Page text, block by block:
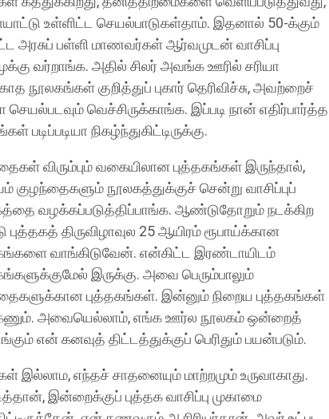
உள்ளிட்ட செயல்பாடுகள்தாம். இதனால் 50-க்கும்
அரசுப் பள்ளி மாணவர்கள் ஆர்வமுடன் வாசிப்பு
வர்றாங்க. அதில் சிலர் அவங்க ஊரில் சரியா
நூலகங்கள் குறித்துப் புகார் தெரிவிச்சு, அவற்றைச்
செயல்படவும் வெச்சிருக்காங்க. இப்படி நான் எதிர்பார்த்த
படிப்படியா நிகழ்ந்துகிட்டிருக்கு.
விரும்பும் வகையிலான புத்தகங்கள் இருந்தால்,
குழந்தைகளும் நூலகத்துக்குச் சென்று வாசிப்புப்
வழக்கப்படுத்திப்பாங்க. ஆண்டுதோறும் நடக்கிற
புத்தகத் திருவிழாவுல 25 ஆயிரம் ரூபாய்க்கான
வாங்கிடுவேன். என்கிட்ட இரண்டாயிடம்
இருக்கு. அவை பெரும்பாலும்
புத்தகங்கள். இன்னும் நிறைய புத்தகங்கள்
அவையெல்லாம், எங்க ஊர்ல நூலகம் ஒன்றைத்
என் கனவுத் திட்டத்துக்குப் பெரிதும் பயன்படும்.
இல்லாம, எந்தச் சாதனையும் மாற்றமும் உருவாகாது.
இன்றைக்குப் புத்தக வாசிப்பு முகாமை